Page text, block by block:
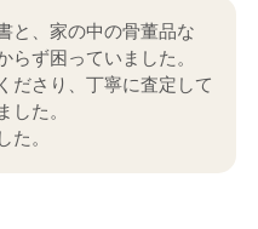
と、家の中の骨董品な
らず困っていました。
ださり、丁寧に査定して
した。
た。